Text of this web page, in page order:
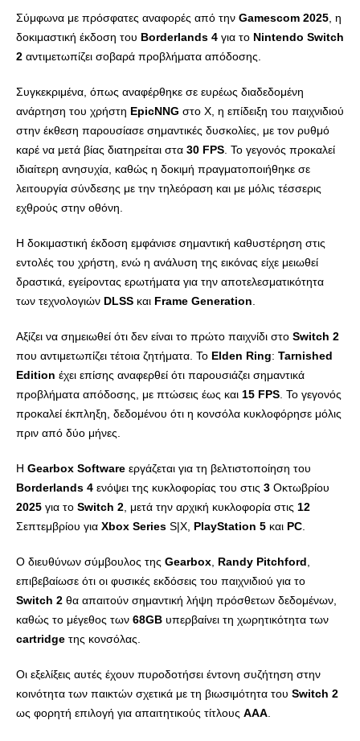
Σύμφωνα με πρόσφατες αναφορές από την Gamescom 2025 , η
δοκιμαστική έκδοση του Borderlands 4 για το Nintendo Switch
2 αντιμετωπίζει σοβαρά προβλήματα απόδοσης.
Συγκεκριμένα, όπως αναφέρθηκε σε ευρέως διαδεδομένη
ανάρτηση του χρήστη EpicNNG στο X, η επίδειξη του παιχνιδιού
στην έκθεση παρουσίασε σημαντικές δυσκολίες, με τον ρυθμό
καρέ να μετά βίας διατηρείται στα 30 FPS . Το γεγονός προκαλεί
ιδιαίτερη ανησυχία, καθώς η δοκιμή πραγματοποιήθηκε σε
λειτουργία σύνδεσης με την τηλεόραση και με μόλις τέσσερις
εχθρούς στην οθόνη.
Η δοκιμαστική έκδοση εμφάνισε σημαντική καθυστέρηση στις
εντολές του χρήστη, ενώ η ανάλυση της εικόνας είχε μειωθεί
δραστικά, εγείροντας ερωτήματα για την αποτελεσματικότητα
των τεχνολογιών DLSS και Frame Generation
Αξίζει να σημειωθεί ότι δεν είναι το πρώτο παιχνίδι στο Switch 2
που αντιμετωπίζει τέτοια ζητήματα. Το Elden Ring: Tarnished
Edition έχει επίσης αναφερθεί ότι παρουσιάζει σημαντικά
προβλήματα απόδοσης, με πτώσεις έως και 15 FPS . Το γεγονός
προκαλεί έκπληξη, δεδομένου ότι η κονσόλα κυκλοφόρησε μόλις
πριν από δύο μήνες.
Η Gearbox Software εργάζεται για τη βελτιστοποίηση του
Borderlands 4 ενόψει της κυκλοφορίας του στις 3 Οκτωβρίου
2025 για το Switch 2 , μετά την αρχική κυκλοφορία στις 12
Σεπτεμβρίου για Xbox Series S|X, PlayStation 5 και PC
Ο διευθύνων σύμβουλος της Gearbox Randy Pitchford
επιβεβαίωσε ότι οι φυσικές εκδόσεις του παιχνιδιού για το
Switch 2 θα απαιτούν σημαντική λήψη πρόσθετων δεδομένων,
καθώς το μέγεθος των 68GB υπερβαίνει τη χωρητικότητα των
cartridge της κονσόλας.
Οι εξελίξεις αυτές έχουν πυροδοτήσει έντονη συζήτηση στην
κοινότητα των παικτών σχετικά με τη βιωσιμότητα του Switch 2
ως φορητή επιλογή για απαιτητικούς τίτλους AAA